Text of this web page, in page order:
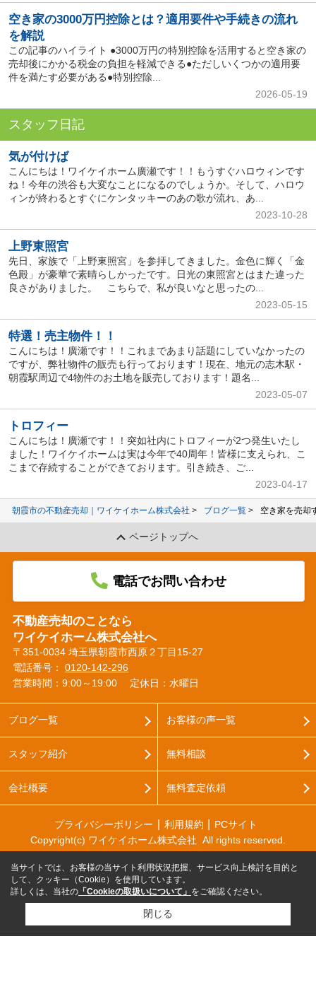
空き家の3000万円控除とは？適用要件や手続きの流れ
を解説
この記事のハイライト ●3000万円の特別控除を活用すると空き家の
売却後にかかる税金の負担を軽減できる●ただしいくつかの適用要
件を満たす必要がある●特別控除...
2026-05-19
スタッフ日記
気が付けば
こんにちは！ワイケイホーム廣瀬です！！もうすぐハロウィンです
ね！今年の渋谷も大変なことになるのでしょうか。そして、ハロウ
ィンが終わるとすぐにケンタッキーのあの歌が流れ、あ...
2023-10-28
上野東照宮
先日、家族で「上野東照宮」を参拝してきました。金色に輝く「金
色殿」が豪華で素晴らしかったです。日光の東照宮とはまた違った
良さがありました。 こちらで、私が良いなと思ったの...
2023-05-15
特選！売主物件！！
こんにちは！廣瀬です！！これまであまり話題にしていなかったの
ですが、弊社物件の販売も行っております！現在、地元の志木駅・
朝霞駅周辺で4物件のお土地を販売しております！題名...
2023-05-07
トロフィー
こんにちは！廣瀬です！！突如社内にトロフィーが2つ発生いたし
ました！ワイケイホームは実は今年で40周年！皆様に支えられ、こ
こまで存続することができております。引き続き、ご...
2023-04-17
朝霞市の不動産売却｜ワイケイホーム株式会社 ブログ一覧 空き家を売却
ページトップへ
電話でお問い合わせ
不動産売却のことなら
ワイケイホーム株式会社へ
〒351-0034 埼玉県朝霞市西原２丁目15-27
電話番号： 0120-142-296
営業時間：9:00～19:00
定休日：水曜日
ブログ一覧
スタッフ紹介
会社概要
お客様の声一覧
無料相談
無料査定依頼
プライバシーポリシー 利用規約
PCサイト
Copyright(c) ワイケイホーム株式会社 All rights reserved.
当サイトでは、お客様の当サイト利用状況把握、サービス向上検討を目的と
して、クッキー（Cookie）を使用しています。
詳しくは、当社の 「Cookieの取扱いについて」 をご確認ください。
閉じる